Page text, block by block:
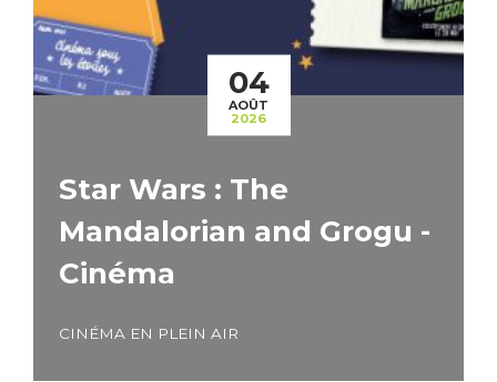
04
AOÛT
2026
Star Wars : The
Mandalorian and Grogu -
Cinéma
CINÉMA EN PLEIN AIR